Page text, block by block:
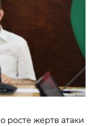
росте жертв атаки